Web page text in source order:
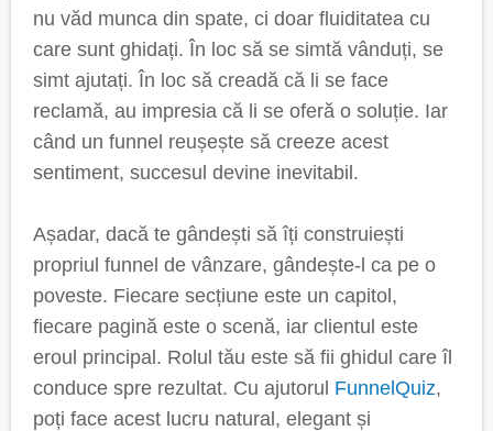
nu văd munca din spate, ci doar fluiditatea cu
care sunt ghidați. În loc să se simtă vânduți, se
simt ajutați. În loc să creadă că li se face
reclamă, au impresia că li se oferă o soluție. Iar
când un funnel reușește să creeze acest
sentiment, succesul devine inevitabil.
Așadar, dacă te gândești să îți construiești
propriul funnel de vânzare, gândește-l ca pe o
poveste. Fiecare secțiune este un capitol,
fiecare pagină este o scenă, iar clientul este
eroul principal. Rolul tău este să fii ghidul care îl
conduce spre rezultat. Cu ajutorul FunnelQuiz,
poți face acest lucru natural, elegant și